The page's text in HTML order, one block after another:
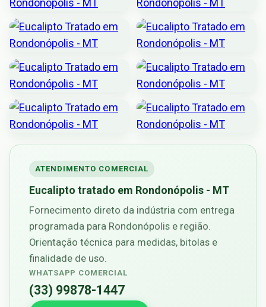
ATENDIMENTO COMERCIAL
Eucalipto tratado em Rondonópolis - MT
Fornecimento direto da indústria com entrega
programada para Rondonópolis e região.
Orientação técnica para medidas, bitolas e
finalidade de uso.
WHATSAPP COMERCIAL
(33) 99878-1447